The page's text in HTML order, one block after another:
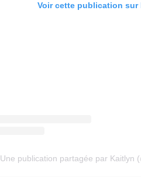
Voir cette publication sur
Une publication partagée par Kaitlyn